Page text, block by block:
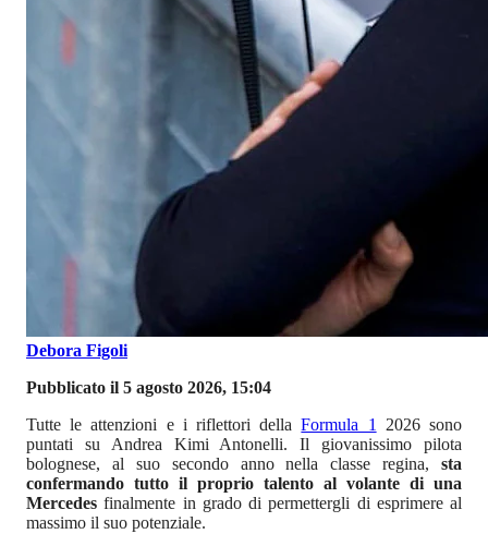
Debora Figoli
Pubblicato il 5 agosto 2026, 15:04
Tutte le attenzioni e i riflettori dellaFormula 1
2026 sono
puntati su Andrea Kimi Antonelli. Il giovanissimo pilota
bolognese, al suo secondo anno nella classe regina, sta
confermando tutto il proprio talento al volante di una
Mercedes finalmente in grado di permettergli di esprimere al
massimo il suo potenziale.